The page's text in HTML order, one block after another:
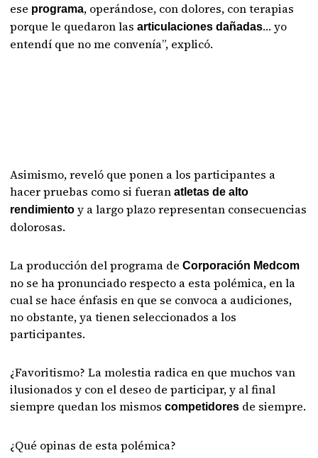
ese programa, operándose, con dolores, con terapias
porque le quedaron lasarticulaciones dañadas… yo
entendí que no me convenía”, explicó.
Asimismo, reveló que ponen a los participantes a
hacer pruebas como si fueranatletas de alto
rendimiento y a largo plazo representan consecuencias
dolorosas.
La producción del programa deCorporación Medcom
no se ha pronunciado respecto a esta polémica, en la
cual se hace énfasis en que se convoca a audiciones,
no obstante, ya tienen seleccionados a los
participantes.
¿Favoritismo? La molestia radica en que muchos van
ilusionados y con el deseo de participar, y al final
siempre quedan los mismoscompetidores de siempre.
¿Qué opinas de esta polémica?